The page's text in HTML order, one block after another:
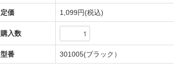
定価 1,099円(税込)
購入数
型番 301005(ブラック）